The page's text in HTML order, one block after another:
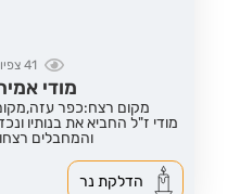
41
מודי
מקום רצח:כפר עזה,
מודי ז"ל החביא את בנותיו
והמחבלים
הדלקת נר